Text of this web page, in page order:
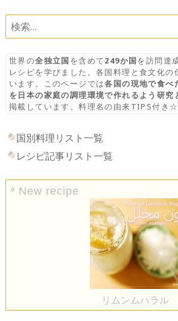
検
索:
世界の全独立国を含めて249か国を訪問達
レシピを学びました。各国料理と食文化の
います。このページでは各国の現地で食べ
を日本の家庭の調理環境で作れるよう研究
掲載しています。料理名の由来TIPS付き☆
国別料理リスト一覧
レシピ記事リスト一覧
＊New recipe
リムンムハラル